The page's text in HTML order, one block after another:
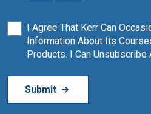
I Agree That Kerr Can
Information About Its
Products. I Can Unsubscribe